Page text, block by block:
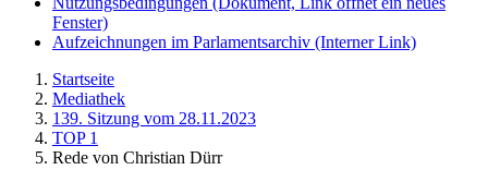
Fenster)
Aufzeichnungen im Parlamentsarchiv (Interner Link)
Startseite
Mediathek
139. Sitzung vom 28.11.2023
TOP 1
Rede von Christian Dürr